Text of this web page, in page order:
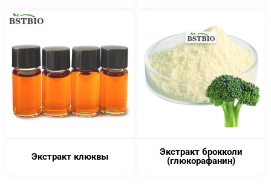
Экстракт клюквы
Экстракт брокколи
(глюкорафанин)